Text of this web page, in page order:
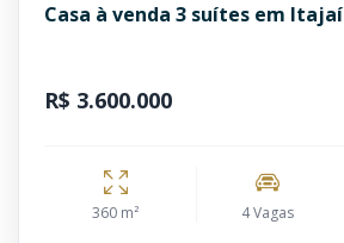
Casa à venda 3 suítes em Itajaí
R$ 3.600.000
360 m² 4 Vagas